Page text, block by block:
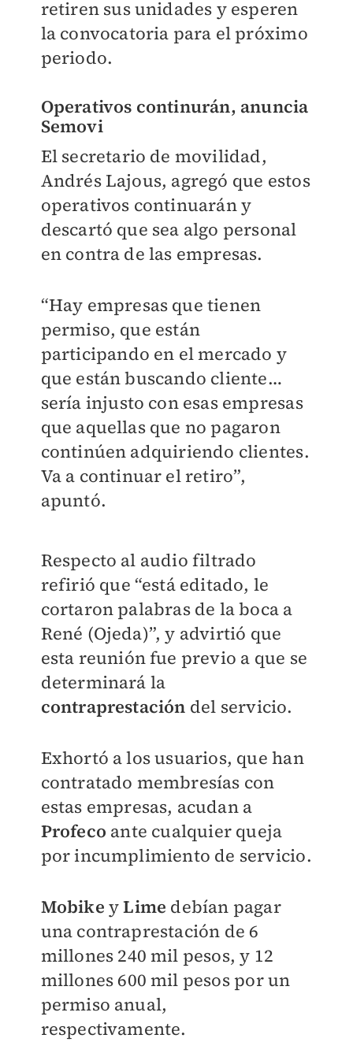
retiren sus unidades y esperen
la convocatoria para el próximo
periodo.
Operativos continurán, anuncia
Semovi
El secretario de movilidad,
Andrés Lajous, agregó que estos
operativos continuarán y
descartó que sea algo personal
en contra de las empresas.
“Hay empresas que tienen
permiso, que están
participando en el mercado y
que están buscando cliente…
sería injusto con esas empresas
que aquellas que no pagaron
continúen adquiriendo clientes.
Va a continuar el retiro”,
apuntó.
Respecto al audio filtrado
refirió que “está editado, le
cortaron palabras de la boca a
René (Ojeda)”, y advirtió que
esta reunión fue previo a que se
determinará la
contraprestación del servicio.
Exhortó a los usuarios, que han
contratado membresías con
estas empresas, acudan a
Profeco ante cualquier queja
por incumplimiento de servicio.
Mobike yLime debían pagar
una contraprestación de 6
millones 240 mil pesos, y 12
millones 600 mil pesospor un
permiso anual,
respectivamente.